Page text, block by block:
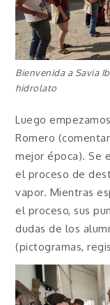
Bienvenida a Savia
hidrolato
Luego
Romero
mejor época). Se
el proceso de
vapor. Mientras
el proceso, sus
dudas de los
(pictogramas,